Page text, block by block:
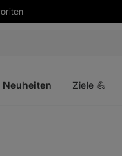
Neuheiten Ziele 💪